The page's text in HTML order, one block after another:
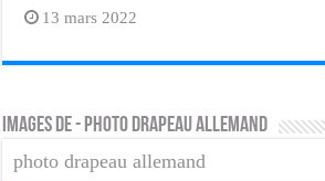
13 mars 2022
Images de - photo drapeau allemand
photo drapeau allemand